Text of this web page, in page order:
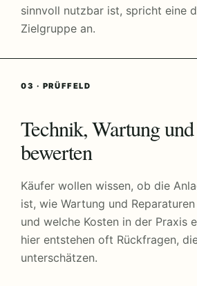
sinnvoll nutzbar ist, spricht eine
Zielgruppe an.
03 · PRÜFFELD
Technik, Wartung
bewerten
Käufer wollen wissen, ob die
ist, wie Wartung und
und welche Kosten in der Praxis
hier entstehen oft Rückfragen,
unterschätzen.